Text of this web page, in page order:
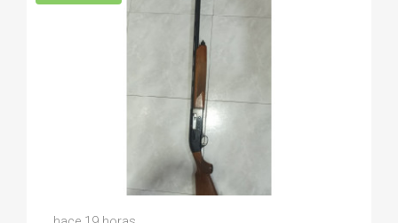
Antonio Javier A.